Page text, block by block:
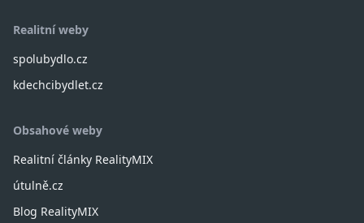
Realitní weby
spolubydlo.cz
kdechcibydlet.cz
Obsahové weby
Realitní články RealityMIX
útulně.cz
Blog RealityMIX